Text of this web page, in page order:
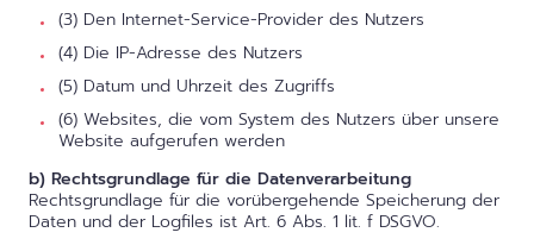
(3) Den Internet-Service-Provider des Nutzers
(4) Die IP-Adresse des Nutzers
(5) Datum und Uhrzeit des Zugriffs
(6) Websites, die vom System des Nutzers über unsere
Website aufgerufen werden
b) Rechtsgrundlage für die Datenverarbeitung
Rechtsgrundlage für die vorübergehende Speicherung der
Daten und der Logfiles ist Art. 6 Abs. 1 lit. f DSGVO.